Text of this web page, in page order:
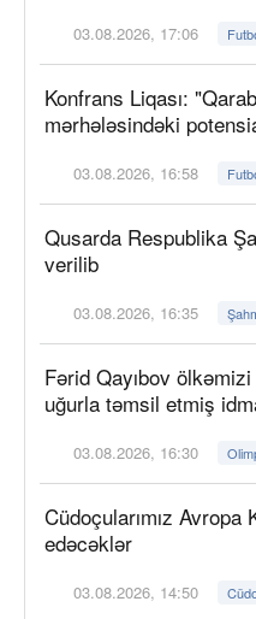
03.08.2026, 17:06
Konfrans Liqası:
mərhələsindəki
03.08.2026, 16:58
Qusarda Respublika
verilib
03.08.2026, 16:35
Fərid Qayıbov
uğurla təmsil etmiş
03.08.2026, 16:30
Cüdoçularımız
edəcəklər
03.08.2026, 14:50